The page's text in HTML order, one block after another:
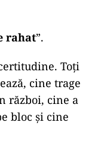
rahat”.
Toți
cine trage
război, cine a
bloc și cine